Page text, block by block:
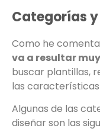
Categorías
Como he
va a resultar
buscar plantillas,
las
Algunas de las
diseñar son las